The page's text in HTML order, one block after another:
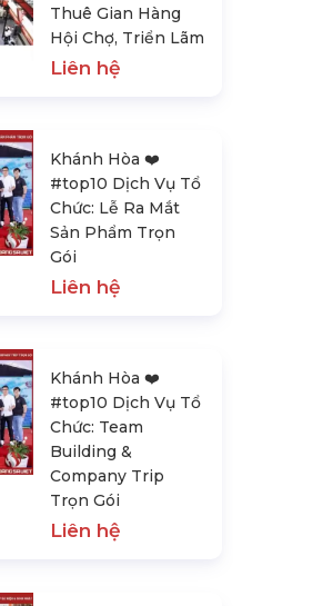
Thuê Gian Hàng
Hội Chợ, Triển Lãm
Liên hệ
Khánh Hòa ❤️️
#top10 Dịch Vụ Tổ
Chức: Lễ Ra Mắt
Sản Phẩm Trọn
Gói
Liên hệ
Khánh Hòa ❤️️
#top10 Dịch Vụ Tổ
Chức: Team
Building &
Company Trip
Trọn Gói
Liên hệ